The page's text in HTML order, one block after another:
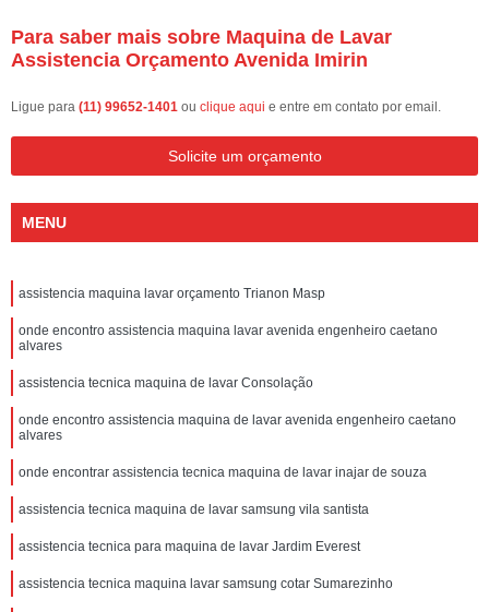
Para saber mais sobre Maquina de Lavar
Assistencia Orçamento Avenida Imirin
Ligue para (11) 99652-1401 ou clique aqui e entre em contato por email.
Solicite um orçamento
MENU
assistencia maquina lavar orçamento Trianon Masp
onde encontro assistencia maquina lavar avenida engenheiro caetano
alvares
assistencia tecnica maquina de lavar Consolação
onde encontro assistencia maquina de lavar avenida engenheiro caetano
alvares
onde encontrar assistencia tecnica maquina de lavar inajar de souza
assistencia tecnica maquina de lavar samsung vila santista
assistencia tecnica para maquina de lavar Jardim Everest
assistencia tecnica maquina lavar samsung cotar Sumarezinho